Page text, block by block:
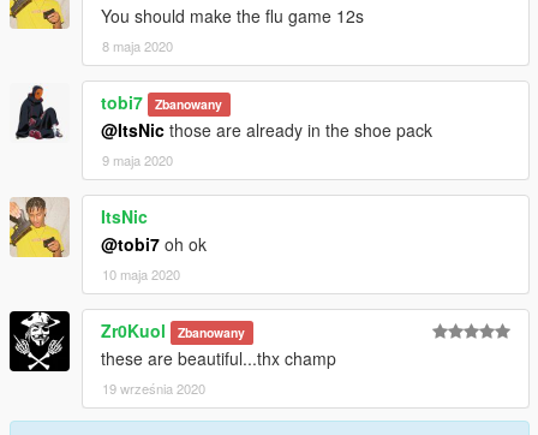
You should make the flu game 12s
8 maja 2020
tobi7 Zbanowany
@ItsNic those are already in the shoe pack
9 maja 2020
ItsNic
@tobi7 oh ok
10 maja 2020
Zr0Kuol Zbanowany
these are beautiful...thx champ
19 września 2020